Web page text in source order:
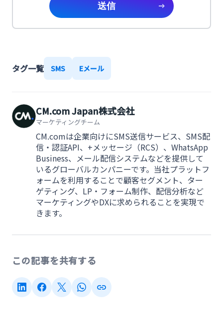
送信
タグ一覧 SMS Eメール
CM.com Japan株式会社
マーケティングチーム
CM.comは企業向けにSMS送信サービス、SMS配
信・認証API、+メッセージ（RCS）、WhatsApp
Business、メール配信システムなどを提供して
いるグローバルカンパニーです。当社プラットフ
ォームを利用することで顧客セグメント、ター
ゲティング、LP・フォーム制作、配信分析など
マーケティングやDXに求められることを実現で
きます。
この記事を共有する